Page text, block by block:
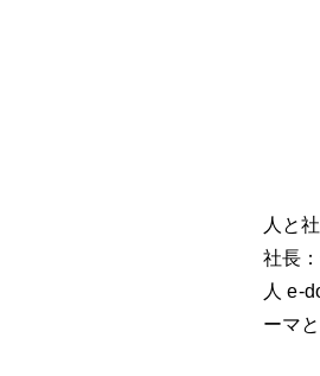
人と
社長
人 e-
ーマ